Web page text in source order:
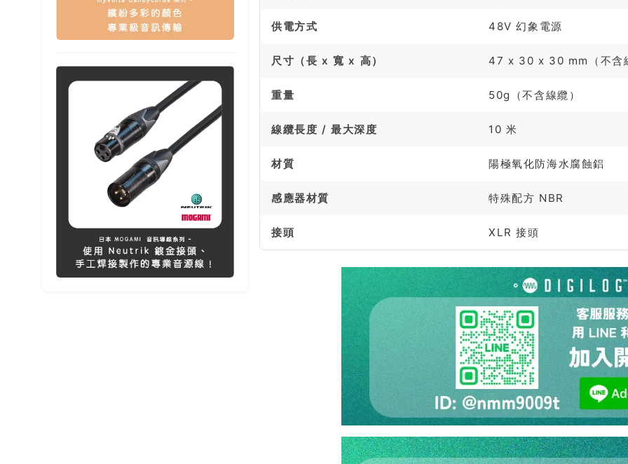
供電方式 48V 幻象電源
尺寸（長 x 寬 x 高） 47 x 30 x 30 mm（不含
重量 50g（不含線纜）
線纜長度 / 最大深度 10 米
材質 陽極氧化防海水腐蝕鋁
感應器材質 特殊配方 NBR
接頭 XLR 接頭